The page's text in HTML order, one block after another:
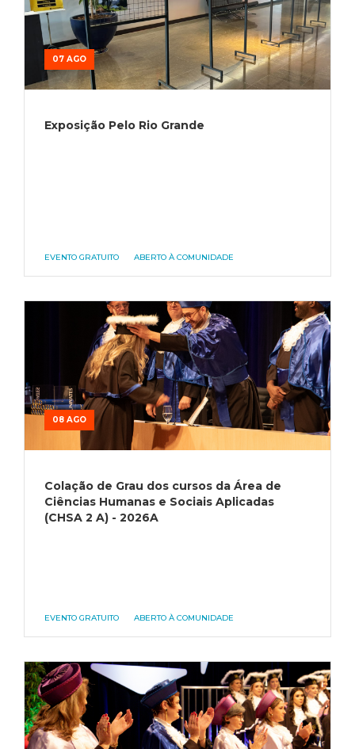
07 AGO
Exposição Pelo Rio Grande
EVENTO GRATUITO ABERTO À COMUNIDADE
08 AGO
Colação de Grau dos cursos da Área de
Ciências Humanas e Sociais Aplicadas
(CHSA 2 A) - 2026A
EVENTO GRATUITO ABERTO À COMUNIDADE